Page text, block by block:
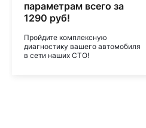
параметрам всего за
1290 руб!
Пройдите комплексную
диагностику вашего автомобиля
в сети наших СТО!